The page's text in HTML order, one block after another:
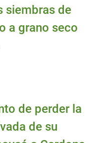
siembras de
a grano seco
de perder la
de su